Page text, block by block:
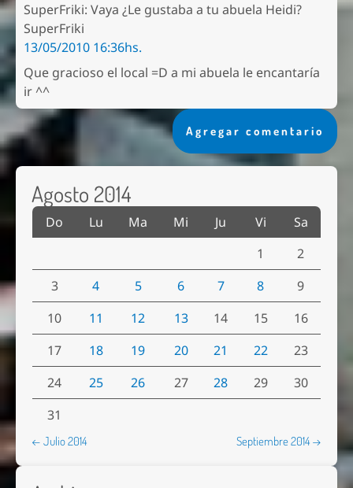
SuperFriki: Vaya ¿Le gustaba a tu abuela Heidi?
SuperFriki
13/05/2010 16:36hs.
Que gracioso el local =D a mi abuela le encantaría
ir ^^
Agregar comentario
Agosto 2014
Do Lu Ma Mi Ju Vi
Sa
1
2
3
4 5 6 7 8
9
10
11 12 13 14 15
16
17
18 19 20 21 22
23
24
25 26 27 28 29
30
31
← Julio 2014 Septiembre 2014 →